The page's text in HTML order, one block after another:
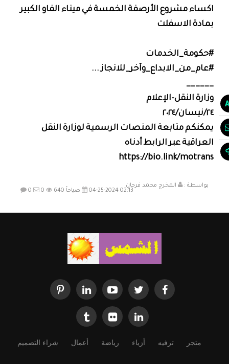
اكساء مشروع الأرصفة الخمسة في ميناء الفاو الكبير
بمادة الاسفلت
#حكومة_الخدمات
#عام_من_الابداع_وآخر_للانجاز ...
______
وزارة النقل-الإعلام
٢٤/نيسان/٢٠٢٤
يمكنكم متابعة المنصات الرسمية لوزارة النقل
العراقية عبر الرابط أدناه
بواسطة :
المخرج محمد فرحان
04-25-2024 02:13 صباحاً
0 0 640
متجر ترفيه أزياء رياضة أعمال شراء التصميم